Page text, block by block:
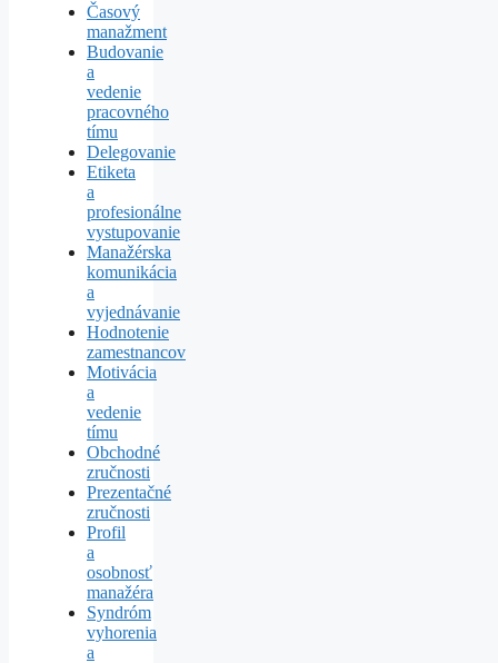
Časový
manažment
Budovanie
a
vedenie
pracovného
tímu
Delegovanie
Etiketa
a
profesionálne
vystupovanie
Manažérska
komunikácia
a
vyjednávanie
Hodnotenie
zamestnancov
Motivácia
a
vedenie
tímu
Obchodné
zručnosti
Prezentačné
zručnosti
Profil
a
osobnosť
manažéra
Syndróm
vyhorenia
a